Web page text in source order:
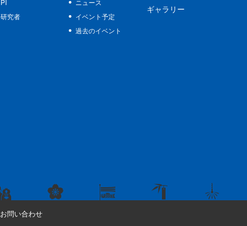
PI
研究者
ニュース
イベント予定
過去のイベント
ギャラリー
お問い合わせ